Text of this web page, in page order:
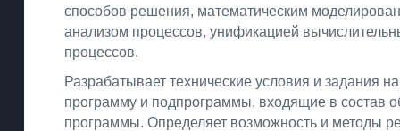
способов решения, математическим
анализом процессов, унификацией
процессов.
Разрабатывает технические условия и задания на
программу и подпрограммы, входящие в состав
программы. Определяет возможность и методы